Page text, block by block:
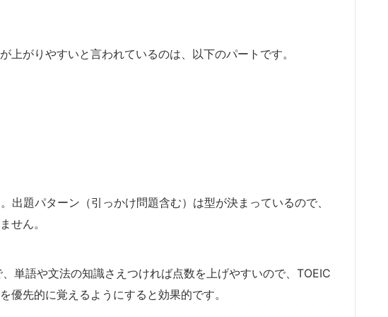
上がりやすいと言われているのは、以下のパートです。
出題パターン（引っかけ問題含む）は型が決まっているので、
せん。
単語や文法の知識さえつければ点数を上げやすいので、TOEIC
優先的に覚えるようにすると効果的です。